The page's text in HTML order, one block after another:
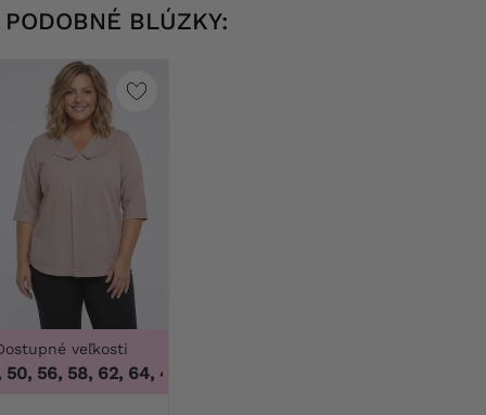
PODOBNÉ BLÚZKY:
veľkosti
56, 58, 62, 64,46, 48, 50, 56, 58, 62, 64